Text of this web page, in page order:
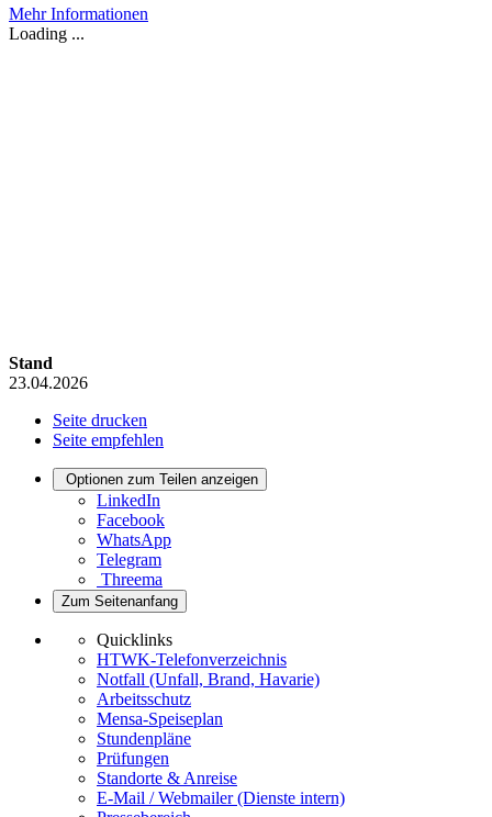
Mehr Informationen
Loading ...
Stand
23.04.2026
Seite drucken
Seite empfehlen
Optionen zum Teilen anzeigen
LinkedIn
Facebook
WhatsApp
Telegram
Threema
Zum Seitenanfang
Quicklinks
HTWK-Telefonverzeichnis
Notfall (Unfall, Brand, Havarie)
Arbeitsschutz
Mensa-Speiseplan
Stundenpläne
Prüfungen
Standorte & Anreise
E-Mail / Webmailer (Dienste intern)